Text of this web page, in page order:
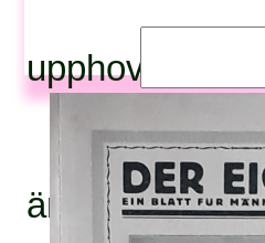
upphovsperson:
titel:
ämnesord: